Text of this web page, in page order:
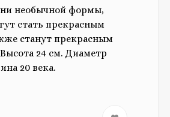
необычной формы,
стать прекрасным
станут прекрасным
24 см. Диаметр
20 века.